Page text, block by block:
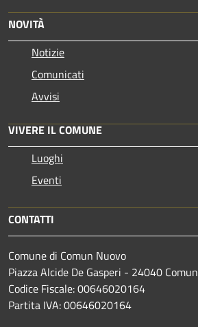
NOVITÀ
Notizie
Comunicati
Avvisi
VIVERE IL COMUNE
Luoghi
Eventi
CONTATTI
Comune di Comun Nuovo
Piazza Alcide De Gasperi - 24040
Codice Fiscale: 00646020164
Partita IVA: 00646020164